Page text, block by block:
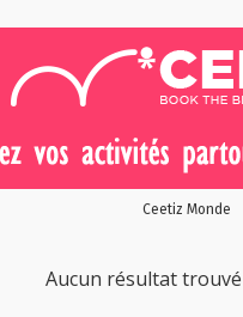
Ceetiz Monde
Aucun résultat trouvé